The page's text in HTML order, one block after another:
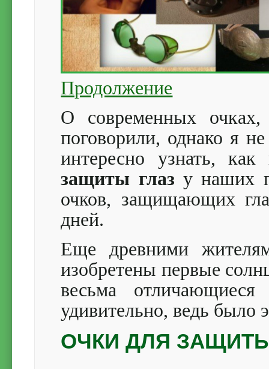
Продолжение
О современных
поговорили, однако я
интересно узнать,
защиты глаз у наших
очков, защищающих
дней.
Еще древними
изобретены первые
весьма
удивительно, ведь было
ОЧКИ ДЛЯ